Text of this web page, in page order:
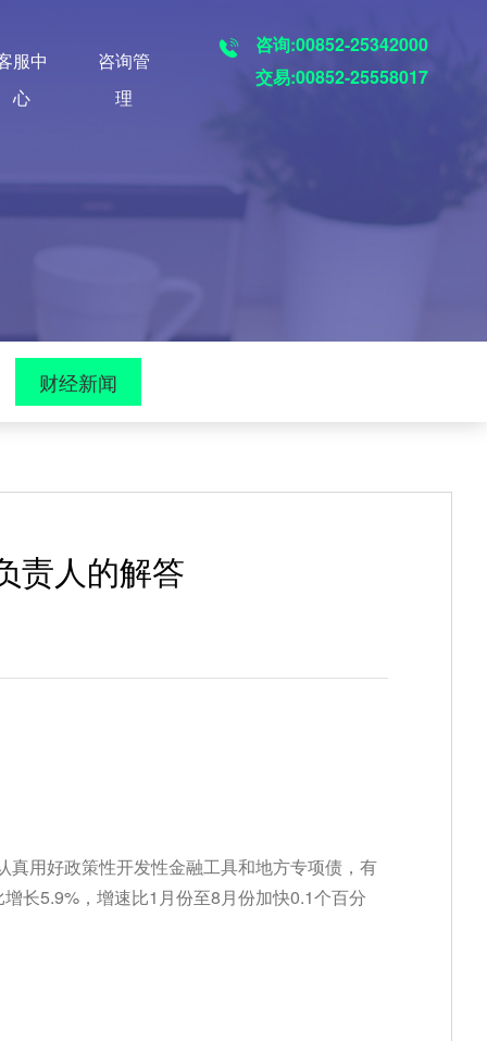
服中
心
咨询管
理
咨询:00852-25342000
交易:00852-25558017
财经新闻
责人的解答
用好政策性开发性金融工具和地方专项债，有
长5.9%，增速比1月份至8月份加快0.1个百分